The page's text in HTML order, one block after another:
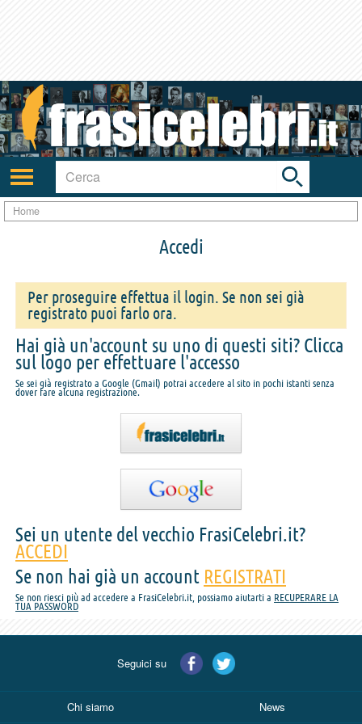
Attiva/disattiva
navigazione
Toggle
search
bar
Home
Accedi
Per proseguire effettua il login. Se non sei già
registrato puoi farlo ora.
Hai già un'account su uno di questi siti? Clicca
sul logo per effettuare l'accesso
Se sei già registrato a Google (Gmail) potrai accedere al sito in pochi istanti senza
dover fare alcuna registrazione.
Sei un utente del vecchio FrasiCelebri.it?
ACCEDI
Se non hai già un account REGISTRATI
Se non riesci più ad accedere a FrasiCelebri.it, possiamo aiutarti a RECUPERARE LA
TUA PASSWORD
Seguici su
Chi siamo News